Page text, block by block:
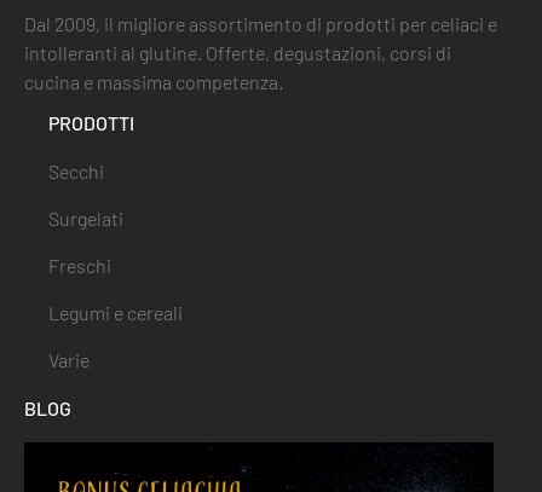
Dal 2009, il migliore assortimento di prodotti per celiaci e
intolleranti al glutine. Offerte, degustazioni, corsi di
cucina e massima competenza.
PRODOTTI
Secchi
Surgelati
Freschi
Legumi e cereali
Varie
BLOG